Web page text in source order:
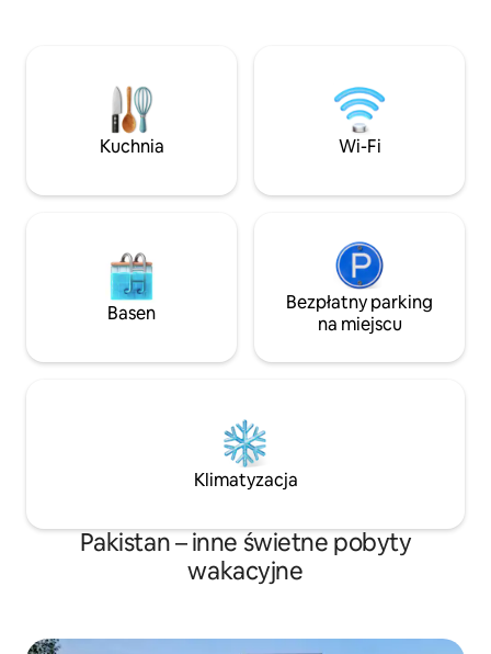
na życzenie, w pełni wyposażoną
kuchnią, pralnią na miejscu i ciepłą wodą
dostępną 24/7. Bezpieczna, ogrodzona
społeczność z telewizją przemysłową,
zewnątrz, całodobowym pomocnikiem
siedzenia,
Doskonała
centrów
kawiarni,
minut do Bahria
Kuchnia Wi-Fi
Basen
Bezpłatny parking
na miejscu
Klimatyzacja
Pakistan – inne świetne pobyty
wakacyjne